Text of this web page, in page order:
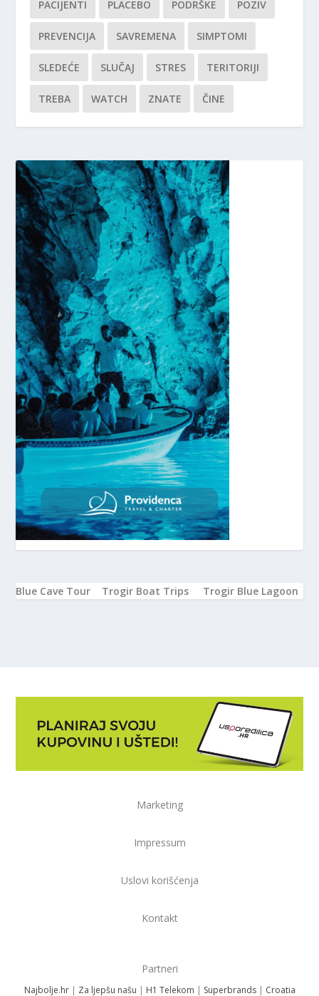
PACIJENTI PLACEBO PODRŠKE POZIV
PREVENCIJA SAVREMENA SIMPTOMI
SLEDEĆE SLUČAJ STRES TERITORIJI
TREBA WATCH ZNATE ČINE
Blue Cave Tour Trogir Boat Trips Trogir Blue Lagoon
Marketing
Impressum
Uslovi korišćenja
Kontakt
Partneri
Najbolje.hr| Za ljepšu našu | H1 Telekom | Superbrands| Croatia